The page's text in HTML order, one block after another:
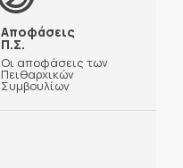
Αποφάσεις
Π.Σ.
Οι αποφάσεις των
Πειθαρχικών
Συμβουλίων